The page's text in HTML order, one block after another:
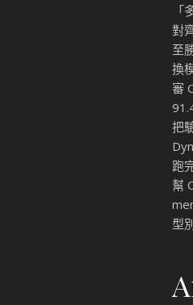
對
至
換
審
把
跑
幫
型